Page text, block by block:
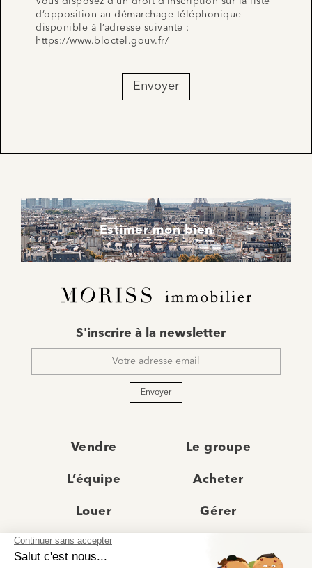
d’opposition au démarchage téléphonique
disponible à l’adresse suivante :
https://www.bloctel.gouv.fr/
Envoyer
Estimer mon bien
mail
S'inscrire à la newsletter
Envoyer
Vendre Le groupe
L’équipe Acheter
Louer Gérer
Actualités